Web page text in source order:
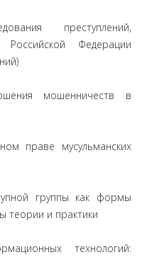
преступлений,
Федерации
мошенничеств в
праве мусульманских
группы как формы
теории и практики
технологий: